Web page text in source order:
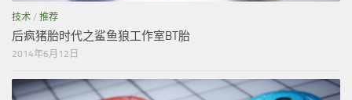
技术 / 推荐
后疯猪胎时代之鲨鱼狼工作室BT胎
2014年6月12日